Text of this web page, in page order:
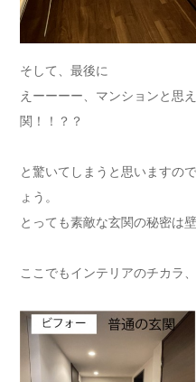
そして、最後に
えーーーー、マンションと思
関！！？？
と驚いてしまうと思いますの
ょう。
とっても素敵な玄関の秘密は
ここでもインテリアのチカラ